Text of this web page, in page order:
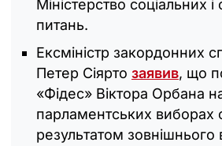
Міністерство соціальних
питань.
Ексміністр закордонних
Петер Сіярто заявив, що
«Фідес» Віктора Орбана
парламентських виборах
результатом зовнішнього